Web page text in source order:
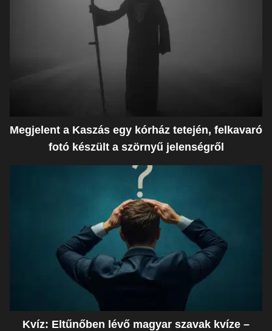
Megjelent a Kaszás egy kórház tetején, felkavaró
fotó készült a szörnyű jelenségről
Kvíz: Eltűnőben lévő magyar szavak kvíze –